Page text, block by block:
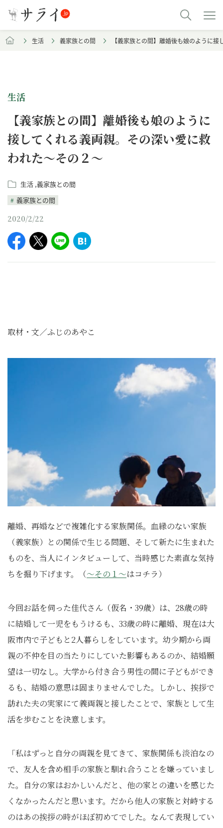
生活 義家族との間 【義家族との間】離婚後も娘のように
生活
【義家族との間】離婚後も娘のように
接してくれる義両親。その深い愛に救
われた～その２～
生活 義家族との間
義家族との間
2020/2/22
取材・文／ふじのあやこ
離婚、再婚などで複雑化する家族関係。血縁のない家族
（義家族）との関係で生じる問題、そして新たに生まれた
ものを、当人にインタビューして、当時感じた素直な気持
ちを掘り下げます。（～その１～はコチラ）
今回お話を伺った佳代さん（仮名・39歳）は、28歳の時
に結婚して一児をもうけるも、33歳の時に離婚、現在は大
阪市内で子どもと2人暮らしをしています。幼少期から両
親の不仲を目の当たりにしていた影響もあるのか、結婚願
望は一切なし。大学から付き合う男性の間に子どもができ
るも、結婚の意思は固まりませんでした。しかし、挨拶で
訪れた夫の実家にて義両親と接したことで、家族として生
活を歩むことを決意します。
「私はずっと自分の両親を見てきて、家族関係も淡泊なの
で、友人を含め相手の家族と馴れ合うことを嫌っていまし
た。自分の家はおかしいんだと、他の家との違いを感じた
くなかったんだと思います。だから他人の家族と対峙する
のはあの挨拶の時がほぼ初めてでした。なんて表現してい